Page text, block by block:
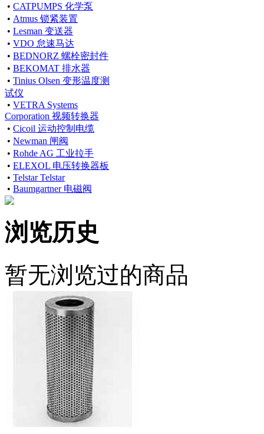
• CATPUMPS 化学泵
• Atmus 锁紧装置
• Lesman 变送器
• VDO 怠速马达
• BEDNORZ 螺栓密封件
• BEKOMAT 排水器
• Tinius Olsen 变形温度测
试仪
• VETRA Systems
Corporation 视频转换器
• Cicoil 运动控制电缆
• Newman 闸阀
• Rohde AG 工业拉手
• ELEXOL 电压转换器板
• Telstar Telstar
• Baumgartner 电磁阀
浏览历史
暂无浏览过的商品